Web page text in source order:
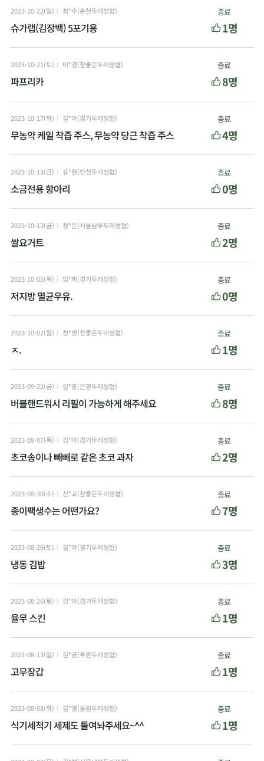
2023-10-22(일) 최*수(춘천두레생협)
슈가랩(김장백) 5포기용
종료
1명
2023-10-21(토) 이*경(참좋은두레생협)
파프리카
종료
8명
2023-10-17(화) 김*아(경기두레생협)
무농약 케일 착즙 주스, 무농약 당근 착즙 주스
종료
4명
2023-10-13(금) 유*현(안성두레생협)
소금전용 항아리
종료
0명
2023-10-13(금) 정*은(서울남부두레생협)
쌀요거트
종료
2명
2023-10-05(목) 임*희(경기두레생협)
저지방 멸균우유.
종료
0명
2023-10-02(월) 정*영(참좋은두레생협)
ㅈ.
종료
1명
2023-09-22(금) 길*훈(은평두레생협)
버블핸드워시 리필이 가능하게 해주세요
종료
8명
2023-09-07(목) 김*아(경기두레생협)
초코송이나 빼빼로 같은 초코 과자
종료
2명
2023-08-30(수) 신*교(참좋은두레생협)
종이팩생수는 어떤가요?
종료
7명
2023-08-26(토) 김*아(경기두레생협)
냉동 김밥
종료
3명
2023-08-26(토) 김*아(경기두레생협)
율무 스킨
종료
1명
2023-08-13(일) 김*금(푸른두레생협)
고무장갑
종료
1명
2023-08-08(화) 김*영(울림두레생협)
식기세척기 세제도 들여놔주세요~^^
종료
1명